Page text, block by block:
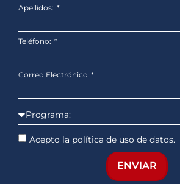
Apellidos:
Teléfono:
Correo Electrónico
Acepto la política de uso de datos.
ENVIAR